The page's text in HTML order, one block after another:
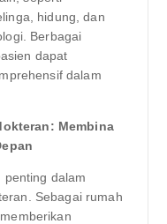
hidung, dan
Berbagai
dapat
dalam
Membina
penting dalam
Sebagai rumah